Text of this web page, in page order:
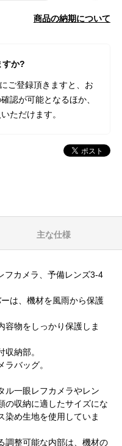
商品の納期について
すか?
ご登録頂きますと、お
認が可能となるほか、
ただけます。
主な仕様
フカメラ、予備レンズ3-4
は、機材を風雨から保護
容物をしっかり保護しま
収納部。
ラバッグ。
ル一眼レフカメラやレン
の収納に適したサイズにな
染め生地を使用していま
調整可能な内部は、機材の